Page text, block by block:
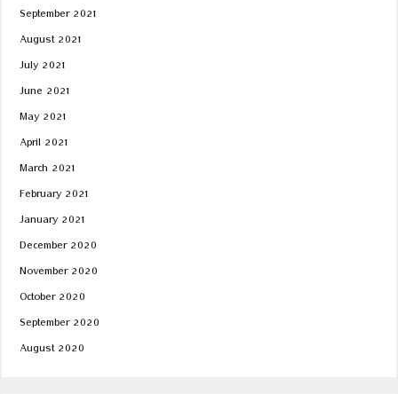
September 2021
August 2021
July 2021
June 2021
May 2021
April 2021
March 2021
February 2021
January 2021
December 2020
November 2020
October 2020
September 2020
August 2020